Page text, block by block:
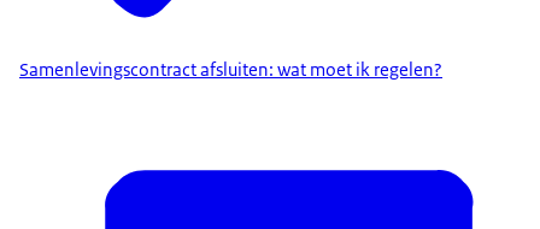
Samenlevingscontract afsluiten: wat moet ik regelen?